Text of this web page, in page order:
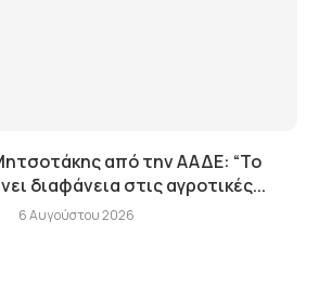
από την ΑΑΔΕ: “Το
διαφάνεια στις αγροτικές...
6 Αυγούστου 2026